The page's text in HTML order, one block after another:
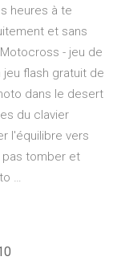
heures à te
et sans
- jeu de
flash gratuit de
dans le desert
du clavier
l'équilibre vers
pas tomber et
…